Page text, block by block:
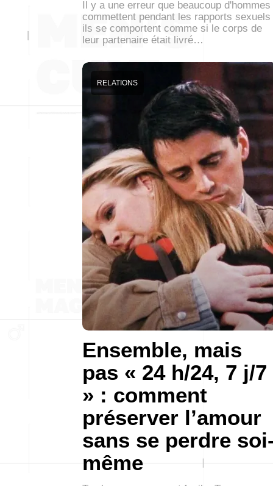
Il y a une erreur que beaucoup d'hommes
commettent pendant les rapports sexuels
ils se comportent comme si le corps de
leur partenaire était livré…
Ensemble, mais
pas « 24 h/24, 7 j/7
» : comment
préserver l’amour
sans se perdre
même
RELATIONS